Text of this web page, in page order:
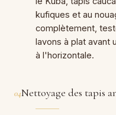
kufiques et au
complètement,
lavons à plat avant
à l'horizontale.
04Nettoyage des tapis